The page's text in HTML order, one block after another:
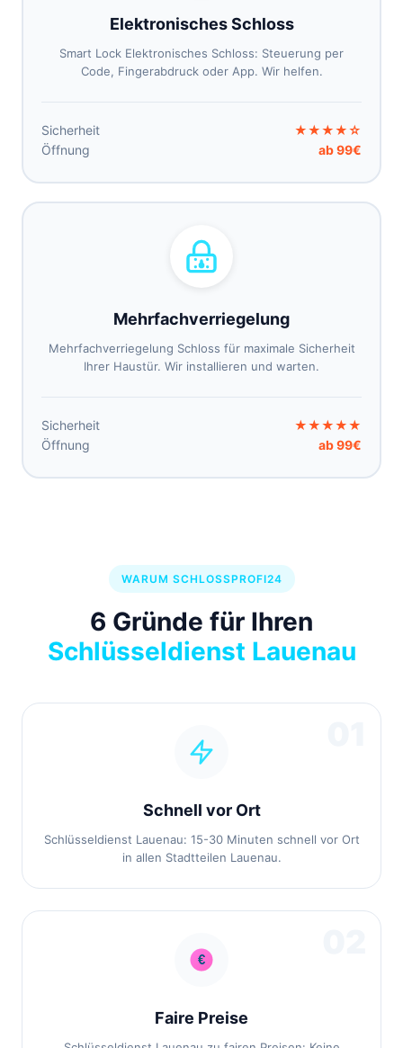
Elektronisches Schloss
Smart Lock Elektronisches Schloss: Steuerung per
Code, Fingerabdruck oder App. Wir helfen.
Sicherheit
★★★★☆
Öffnung
ab 99€
Mehrfachverriegelung
Mehrfachverriegelung Schloss für maximale Sicherheit
Ihrer Haustür. Wir installieren und warten.
Sicherheit
★★★★★
Öffnung
ab 99€
WARUM SCHLOSSPROFI24
6 Gründe für Ihren
Schlüsseldienst Lauenau
Schnell vor Ort
Schlüsseldienst Lauenau: 15-30 Minuten schnell vor Ort
in allen Stadtteilen Lauenau.
Faire Preise